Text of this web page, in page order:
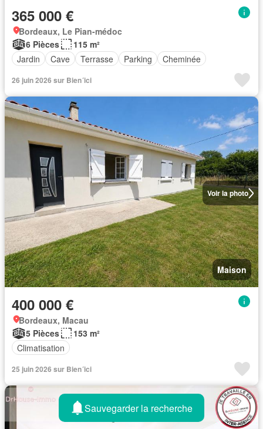
365 000 €
Bordeaux, Le Pian-médoc
6 Pièces
115 m²
Jardin
Cave Terrasse Parking Cheminée
26 juin 2026 sur Bien´ici
Voir la photo
Maison
400 000 €
Bordeaux, Macau
5 Pièces
153 m²
Climatisation
25 juin 2026 sur Bien´ici
Sauvegarder la recherche